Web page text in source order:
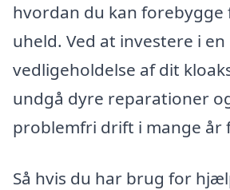
hvordan du kan
uheld. Ved at investere i
vedligeholdelse af dit
undgå dyre reparationer
problemfri drift i mange år
Så hvis du har brug for